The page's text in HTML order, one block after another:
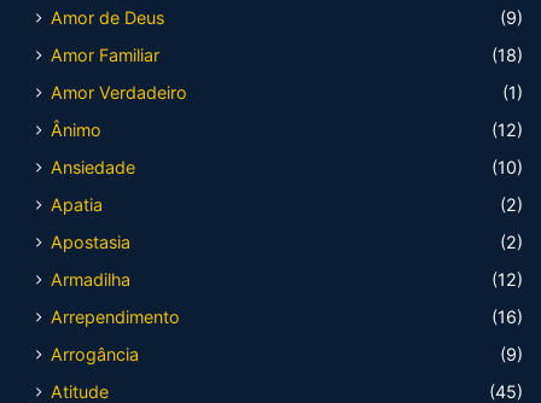
Amor de Deus
(9)
Amor Familiar
(18)
Amor Verdadeiro
(1)
Ânimo
(12)
Ansiedade
(10)
Apatia
(2)
Apostasia
(2)
Armadilha
(12)
Arrependimento
(16)
Arrogância
(9)
Atitude
(45)